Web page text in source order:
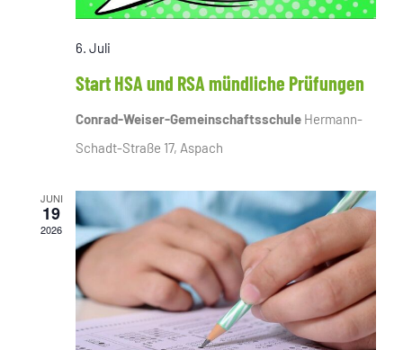
6. Juli
Start HSA und RSA mündliche Prüfungen
Conrad-Weiser-Gemeinschaftsschule Hermann-
Schadt-Straße 17, Aspach
JUNI
19
2026